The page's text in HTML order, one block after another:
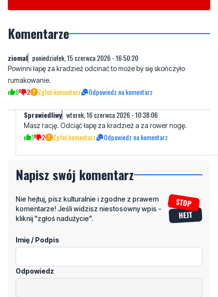
Komentarze
ziomal poniedziałek, 15 czerwca 2026 - 16:50:20
Powinni łapę za kradzież odcinać to może by się skończyło
rumakowanie.
8 2 Zgłoś komentarz Odpowiedz na komentarz
Sprawiedliwy wtorek, 16 czerwca 2026 - 10:38:06
Masz rację. Odciąć łapę za kradzież a za rower nogę.
1 2 Zgłoś komentarz Odpowiedz na komentarz
Napisz swój komentarz
Nie hejtuj, pisz kulturalnie i zgodne z prawem
komentarze! Jeśli widzisz niestosowny wpis -
kliknij "zgłoś nadużycie".
Imię / Podpis
Odpowiedz